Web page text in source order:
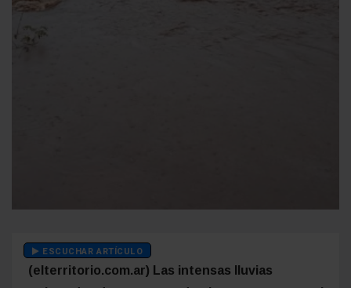
ESCUCHAR ARTÍCULO
(elterritorio.com.ar) Las intensas lluvias